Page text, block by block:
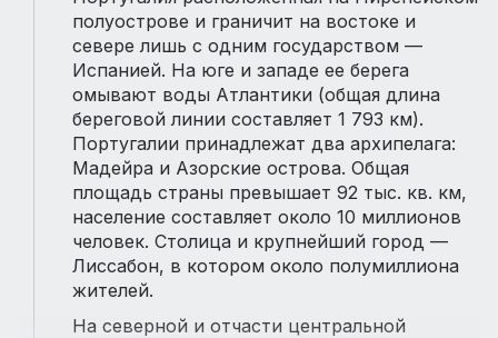
полуострове и граничит на востоке и
севере лишь с одним государством —
Испанией. На юге и западе ее берега
омывают воды Атлантики (общая длина
береговой линии составляет 1 793 км).
Португалии принадлежат два архипелага:
Мадейра и Азорские острова. Общая
площадь страны превышает 92 тыс. кв. км,
население составляет около 10 миллионов
человек. Столица и крупнейший город —
Лиссабон, в котором около полумиллиона
жителей.
На северной и отчасти центральной